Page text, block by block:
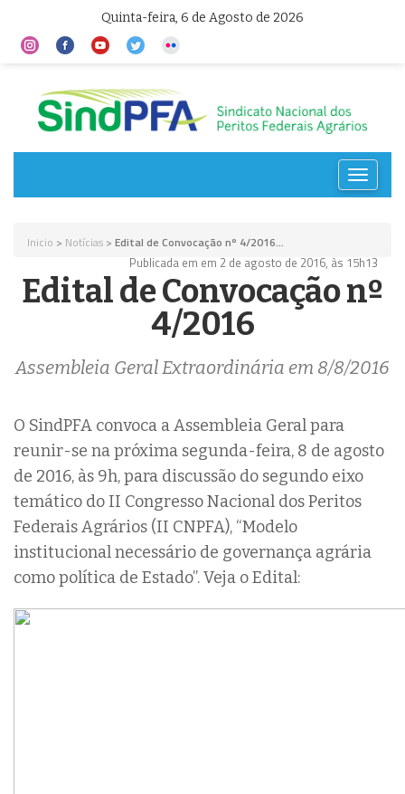
Quinta-feira, 6 de Agosto de 2026
Toggle
Inicio > Notícias > Edital de Convocação nº 4/2016...
Publicada em em 2 de agosto de 2016, às 15h13
Edital de Convocação nº
4/2016
Assembleia Geral Extraordinária em 8/8/2016
O SindPFA convoca a Assembleia Geral para
reunir-se na próxima segunda-feira, 8 de agosto
de 2016, às 9h, para discussão do segundo eixo
temático do II Congresso Nacional dos Peritos
Federais Agrários (II CNPFA), “Modelo
institucional necessário de governança agrária
como política de Estado”. Veja o Edital: